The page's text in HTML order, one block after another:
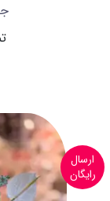
ارسال
رایگان